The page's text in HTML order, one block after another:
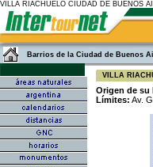
VILLA RIACHUELO CIUDAD DE BUENOS
Barrios de la Ciudad de Buenos
VILLA
Origen de su
Límites: Av.